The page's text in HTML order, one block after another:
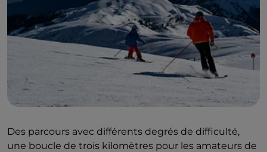
Des parcours avec différents degrés de difficulté,
une boucle de trois kilomètres pour les amateurs de